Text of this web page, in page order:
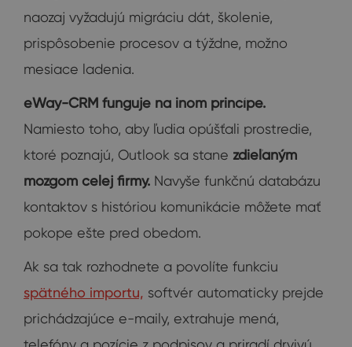
naozaj vyžadujú migráciu dát, školenie,
prispôsobenie procesov a týždne, možno
mesiace ladenia.
eWay-CRM funguje na inom princípe.
Namiesto toho, aby ľudia opúšťali prostredie,
ktoré poznajú, Outlook sa stane zdieľaným
mozgom celej firmy. Navyše funkčnú databázu
kontaktov s históriou komunikácie môžete mať
pokope ešte pred obedom.
Ak sa tak rozhodnete a povolíte funkciu
spätného importu, softvér automaticky prejde
prichádzajúce e-maily, extrahuje mená,